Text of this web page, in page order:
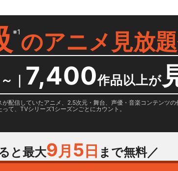
※1のアニメ見放
｜ 7,400作品以上が
配信していたアニメ、2.5次元・舞台、声優・音楽コンテンツ
て、TVシリーズ1シーズンごとにカウント。
と最大9月 5 日 まで無料／